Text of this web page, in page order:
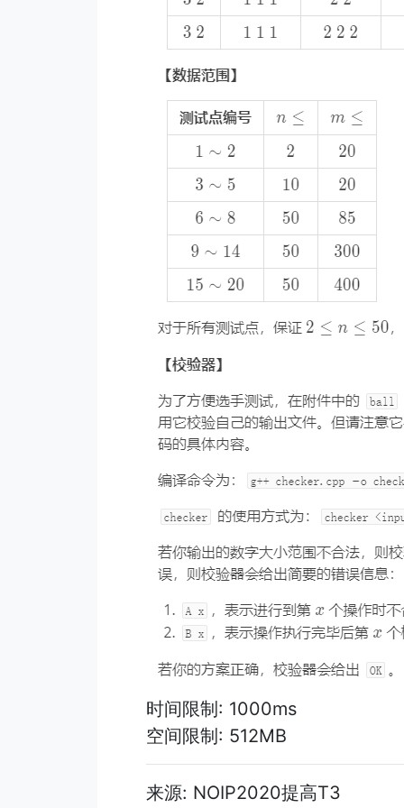
时间限制: 1000ms
空间限制: 512MB
来源: NOIP2020提高T3